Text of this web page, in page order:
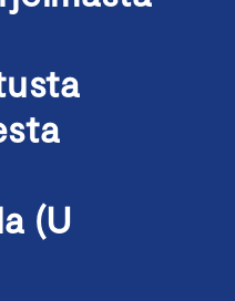
(U